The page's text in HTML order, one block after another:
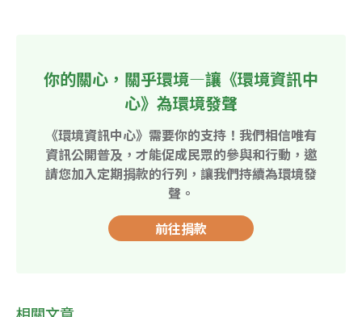
你的關心，關乎環境—讓《環境資訊中
心》為環境發聲
《環境資訊中心》需要你的支持！我們相信唯有
資訊公開普及，才能促成民眾的參與和行動，邀
請您加入定期捐款的行列，讓我們持續為環境發
聲。
前往捐款